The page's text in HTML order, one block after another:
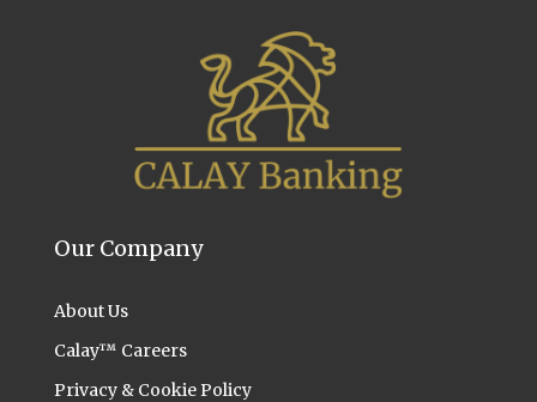
Our Company
About Us
Calay™ Careers
Privacy & Cookie Policy